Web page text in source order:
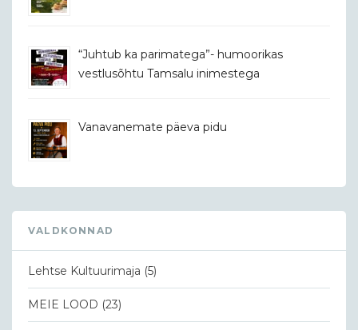
“Juhtub ka parimatega”- humoorikas
vestlusõhtu Tamsalu inimestega
Vanavanemate päeva pidu
VALDKONNAD
Lehtse Kultuurimaja (5)
MEIE LOOD (23)